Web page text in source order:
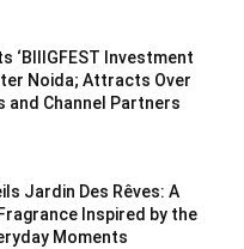
‘BIIIGFEST Investment
Noida; Attracts Over
and Channel Partners
Jardin Des Rêves: A
Inspired by the
Moments